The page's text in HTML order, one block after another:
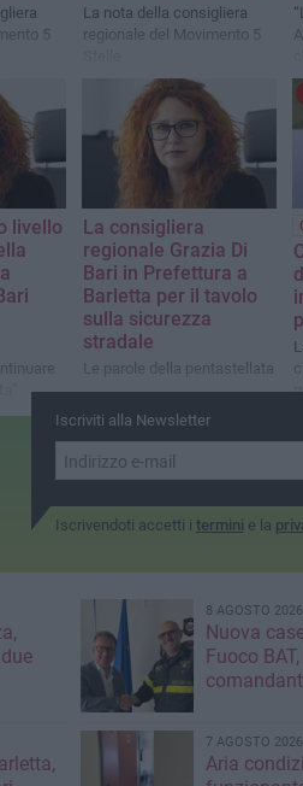
5
La nota della consigliera
regionale del Movimento 5
livello
La consigliera
regionale Grazia Di
Bari in Prefettura a
Barletta per il tavolo
sulla sicurezza
stradale
Le parole della pentastellata
Iscriviti alla Newsletter
Iscrivendoti accetti i termini e la
8 AGOSTO 2026
Nuova
Fuoco
7 AGOSTO 2026
Aria